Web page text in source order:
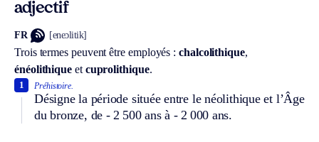
adjectif
FR [eneɔlitik]
Trois termes peuvent être employés :chalcolithique,
énéolithique et cuprolithique.
Préhistoire.
Désigne la période située entre le néolithique et l’Âge
du bronze, de - 2 500 ans à - 2 000 ans.
1